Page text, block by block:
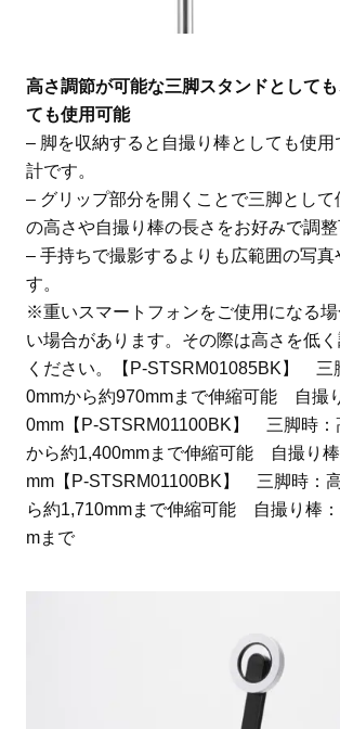
高さ調節が可能な三脚スタンドとして
ても使用可能
– 脚を収納すると自撮り棒としても使用
計です。
– グリップ部分を開くことで三脚として
の高さや自撮り棒の長さをお好みで調整
– 手持ちで撮影するよりも広範囲の写真
す。
※重いスマートフォンをご使用になる
い場合があります。その際は高さを低
ください。【P-STSRM01085BK】 三
0mmから約970mmまで伸縮可能 自撮
0mm【P-STSRM01100BK】 三脚時：
から約1,400mmまで伸縮可能 自撮り
mm【P-STSRM01100BK】 三脚時：
ら約1,710mmまで伸縮可能 自撮り棒
mまで